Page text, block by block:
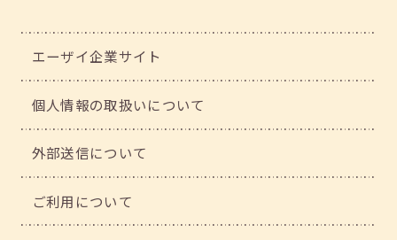
エーザイ企業サイト
個人情報の取扱いについて
外部送信について
ご利用について